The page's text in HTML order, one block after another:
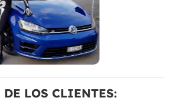
LOS CLIENTES: